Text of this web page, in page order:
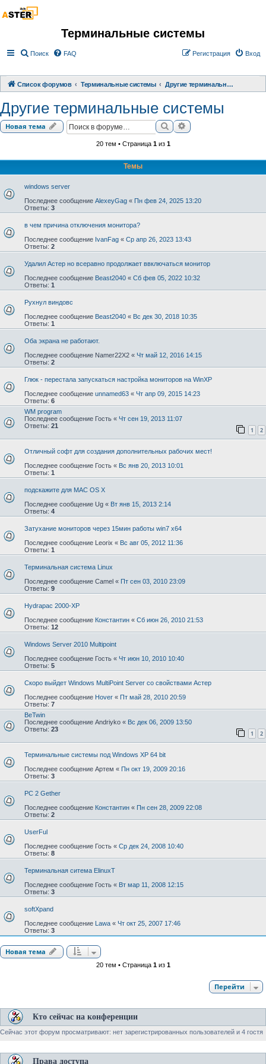
Терминальные системы
Поиск FAQ Вход
Регистрация
Список форумов Терминальные системы Другие терминальные системы
Другие терминальные системы
Новая тема ПоискРасширенный поиск
20 тем • Страница 1из 1
Темы
windows server
Последнее сообщение AlexeyGag « Пн фев 24, 2025 13:20
Ответы: 3
в чем причина отключения монитора?
Последнее сообщение IvanFag « Ср апр 26, 2023 13:43
Ответы: 2
Удалил Астер но всеравно продолжает ввключаться монитор
Последнее сообщение Beast2040 « Сб фев 05, 2022 10:32
Ответы: 1
Рухнул виндовс
Последнее сообщение Beast2040 « Вс дек 30, 2018 10:35
Ответы: 1
Оба экрана не работают.
Последнее сообщение Namer22X2 « Чт май 12, 2016 14:15
Ответы: 2
Глюк - перестала запускаться настройка мониторов на WinXP
Последнее сообщение unnamed63 « Чт апр 09, 2015 14:23
Ответы: 6
WM program
Последнее сообщение Гость « Чт сен 19, 2013 11:07
Ответы: 21
1 2
Отличный софт для создания дополнительных рабочих мест!
Последнее сообщение Гость « Вс янв 20, 2013 10:01
Ответы: 1
подскажите для MAC OS X
Последнее сообщение Ug « Вт янв 15, 2013 2:14
Ответы: 4
Затухание мониторов через 15мин работы win7 x64
Последнее сообщение Leorix « Вс авг 05, 2012 11:36
Ответы: 1
Терминальная система Linux
Последнее сообщение Camel « Пт сен 03, 2010 23:09
Ответы: 9
Hydrapac 2000-XP
Последнее сообщение Константин « Сб июн 26, 2010 21:53
Ответы: 12
Windows Server 2010 Multipoint
Последнее сообщение Гость « Чт июн 10, 2010 10:40
Ответы: 5
Скоро выйдет Windows MultiPoint Server со свойствами Астер
Последнее сообщение Hover « Пт май 28, 2010 20:59
Ответы: 7
BeTwin
Последнее сообщение Andriyko « Вс дек 06, 2009 13:50
Ответы: 23
1 2
Терминальные системы под Windows XP 64 bit
Последнее сообщение Артем « Пн окт 19, 2009 20:16
Ответы: 3
PC 2 Gether
Последнее сообщение Константин « Пн сен 28, 2009 22:08
Ответы: 2
UserFul
Последнее сообщение Гость « Ср дек 24, 2008 10:40
Ответы: 8
Терминальная ситема ElinuxT
Последнее сообщение Гость « Вт мар 11, 2008 12:15
Ответы: 3
softXpand
Последнее сообщение Lawa « Чт окт 25, 2007 17:46
Ответы: 3
Новая тема
20 тем • Страница 1из 1
Перейти
Кто сейчас на конференции
Сейчас этот форум просматривают: нет зарегистрированных пользователей и 4 гостя
Права доступа